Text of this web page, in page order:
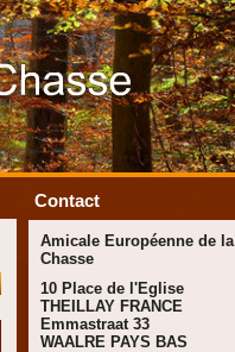
Contact
Amicale Européenne de la
Chasse
10 Place de l'Eglise
THEILLAY FRANCE
Emmastraat 33
WAALRE PAYS BAS